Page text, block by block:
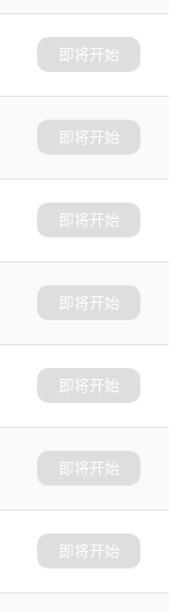
即将开始
即将开始
即将开始
即将开始
即将开始
即将开始
即将开始